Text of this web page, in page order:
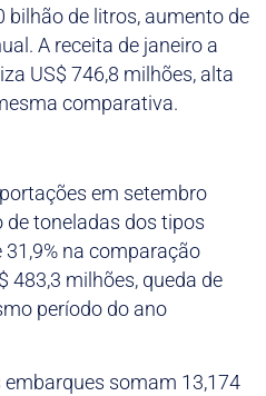
bilhão de litros, aumento de
A receita de janeiro a
US$ 746,8 milhões, alta
comparativa.
em setembro
toneladas dos tipos
na comparação
483,3 milhões, queda de
período do ano
embarques somam 13,174